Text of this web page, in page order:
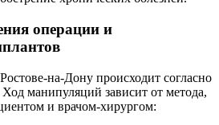
операции и
на-Дону происходит согласно
манипуляций зависит от метода,
и врачом-хирургом: